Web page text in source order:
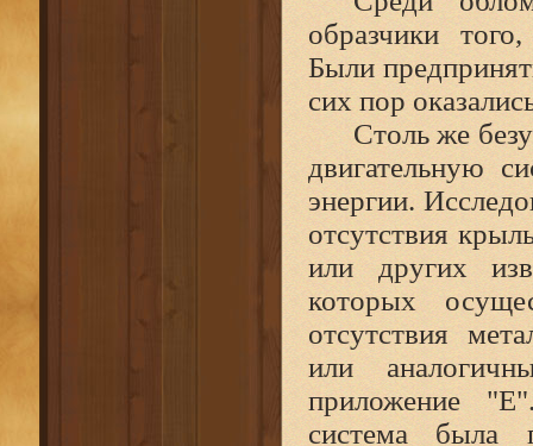
образчики
Были
сих пор
Столь же
двигательную
энергии.
отсутствия
или других
которых
отсутствия
или
приложение
система была